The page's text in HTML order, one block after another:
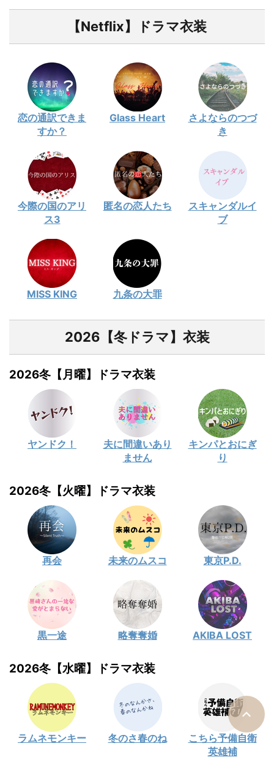
【Netflix】ドラマ衣装
恋の通訳できま
すか？
Glass Heart
さよならのつづ
き
今際の国のアリ
ス3
匿名の恋人たち
スキャンダルイ
ブ
MISS KING 九条の大罪
2026【冬ドラマ】衣装
2026冬【月曜】ドラマ衣装
ヤンドク！
夫に間違いあり
ません
キンパとおにぎ
り
2026冬【火曜】ドラマ衣装
再会 未来のムスコ 東京P.D.
黒一途 略奪奪婚 AKIBA LOST
2026冬【水曜】ドラマ衣装
ラムネモンキー 冬のさ春のね
こちら予備自衛
英雄補